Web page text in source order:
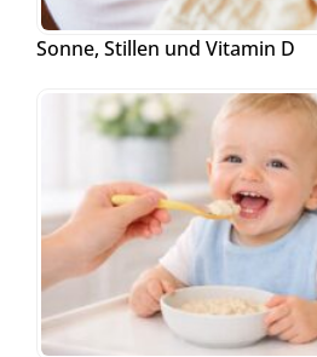
Sonne, Stillen und Vitamin D